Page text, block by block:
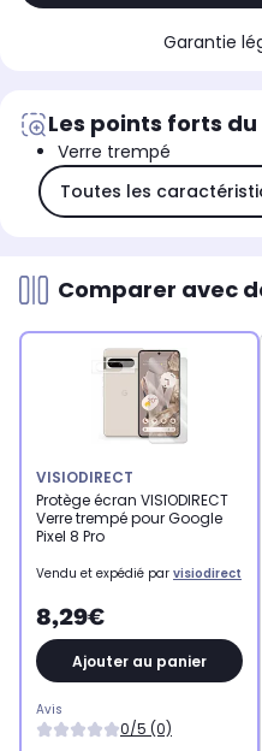
Garantie
Les points forts
Verre trempé
Toutes les
Comparer avec
VISIODIRECT
Protège écran VISIODIRECT
Verre trempé pour Google
Pixel 8 Pro
Vendu et expédié par visiodirect
8,29€
Ajouter au panier
Avis
0/5 (0)